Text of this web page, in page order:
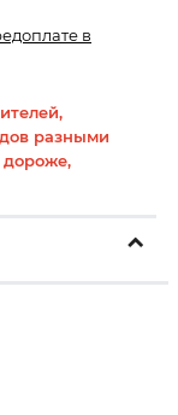
в
разными
дороже,